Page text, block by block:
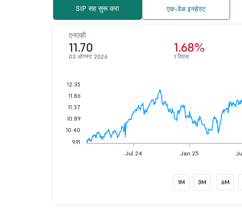
SIP सह सुरू करा एक-वेळ इन्व्हेस्ट
एनएव्ही
11.70
03 ऑगस्ट 2026
1.68%
1 दिवस
Jul 24 Jan 25
12.35
11.86
11.37
10.89
10.40
9.91
1M 3M 6M